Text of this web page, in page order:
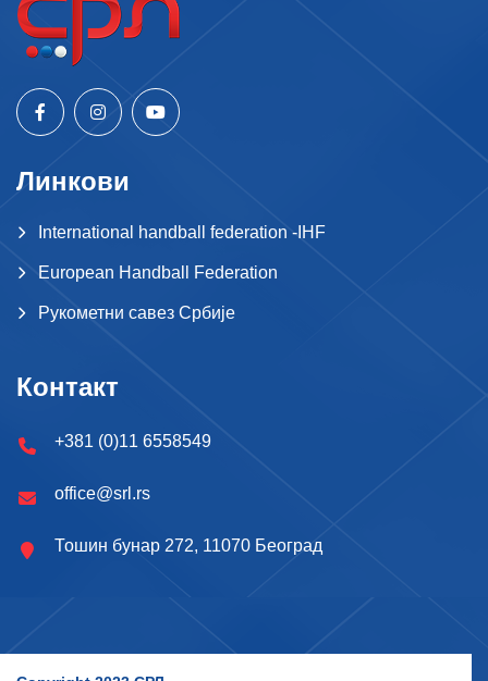
Линкови
International handball federation -IHF
European Handball Federation
Рукометни савез Србије
Контакт
+381 (0)11 6558549
office@srl.rs
Тошин бунар 272, 11070 Београд